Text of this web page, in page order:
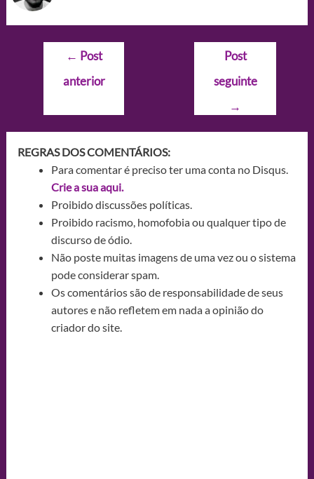
Navegação
Post
← Post
anterior
Post
seguinte
→
REGRAS DOS COMENTÁRIOS:
Para comentar é preciso ter uma conta no Disqus.
Crie a sua aqui.
Proibido discussões políticas.
Proibido racismo, homofobia ou qualquer tipo de
discurso de ódio.
Não poste muitas imagens de uma vez ou o sistema
pode considerar spam.
Os comentários são de responsabilidade de seus
autores e não refletem em nada a opinião do
criador do site.